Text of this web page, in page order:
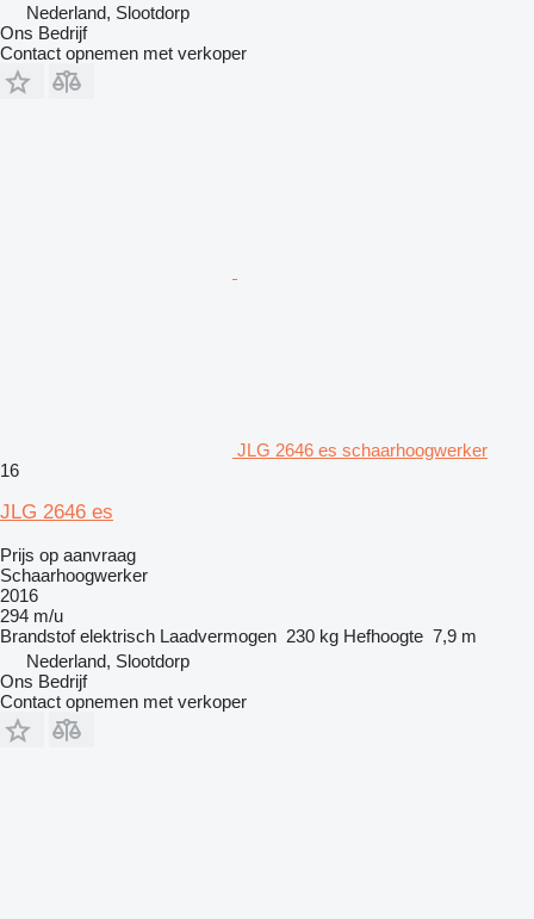
Nederland, Slootdorp
Ons Bedrijf
Contact opnemen met verkoper
JLG 2646 es schaarhoogwerker
16
JLG 2646 es
Prijs op aanvraag
Schaarhoogwerker
2016
294 m/u
Brandstof elektrisch Laadvermogen 230 kg Hefhoogte 7,9 m
Nederland, Slootdorp
Ons Bedrijf
Contact opnemen met verkoper